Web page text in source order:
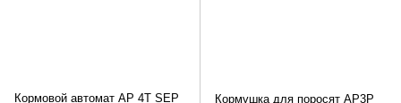
Кормовой автомат AP 4T SEP
Кормушка для поросят AP3P